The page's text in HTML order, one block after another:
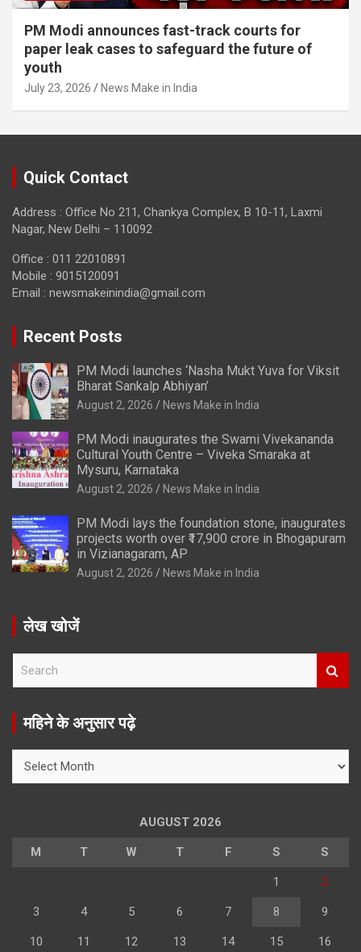
PM Modi announces fast-track courts for
paper leak cases to safeguard the future of
youth
July 23, 2026 News Make in India
Quick Contact
Address : Office No 211, Chankya Complex, B 10-11, Laxmi
Nagar, New Delhi – 110092
Office : 011 22010891
Mobile : 9015120091
Email : newsmakeinindia@gmail.com
Recent Posts
PM Modi launches ‘Nasha Mukt Yuva for Viksit
Bharat Sankalp Abhiyan’
August 2, 2026 News Make in India
PM Modi inaugurates the Swami Vivekananda
Cultural Youth Centre – Viveka Smaraka at
Mysuru, Karnataka
August 2, 2026 News Make in India
PM Modi lays the foundation stone, inaugurates
projects worth over ₹17,900 crore in Bhogapuram
in Vizianagaram, AP
August 2, 2026 News Make in India
लेख खोजें
r
महिने के अनुसार पढ़े
AUGUST 2026
M T W T F S S
1 2
3 4 5 6 7 8 9
10 11 12 13 14 15 16